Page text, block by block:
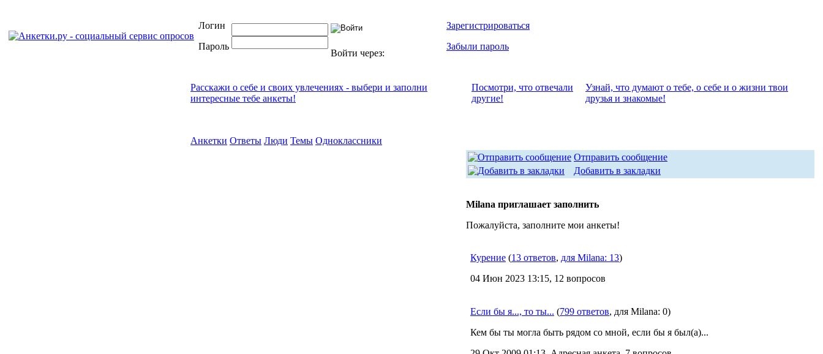
Логин
Пароль
Войти через:
Зарегистрироваться
Забыли пароль
Расскажи о себе и своих увлечениях - выбери и заполни
интересные тебе анкеты!
Посмотри, что отвeчали
другие!
Узнай, что думают о тебе, о себе и о жизни твои
друзья и знакомые!
Анкетки Ответы Люди Темы Одноклассники
Отправить сообщение
Добавить в закладки
Milana приглашает заполнить
Пожалуйста, заполните мои анкеты!
Курение (13 ответов, для Milana: 13)
04 Июн 2023 13:15, 12 вопросов
Если бы я..., то ты... (799 ответов, для Milana: 0)
Кем бы ты могла быть рядом со мной, если бы я был(а)...